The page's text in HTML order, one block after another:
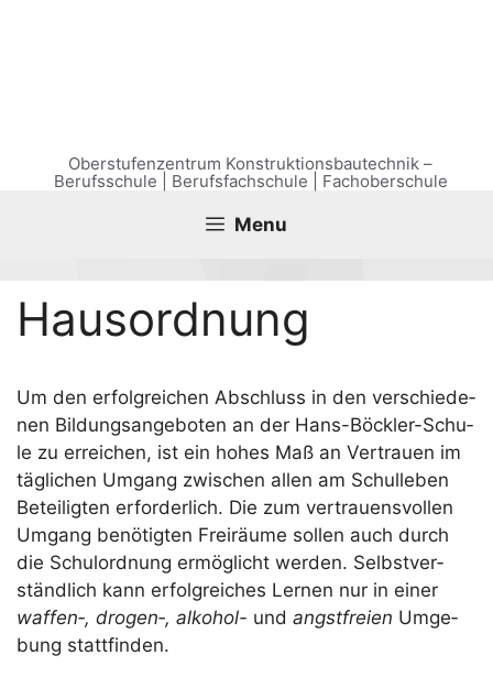
Oberstufenzentrum Konstruktionsbautechnik –
Berufsschule | Berufsfachschule | Fachoberschule
Menu
Haus­ord­nung
Um den erfolg­rei­chen Abschluss in den ver­schie­de­
nen Bil­dungs­an­ge­bo­ten an der Hans-Böck­ler-Schu­
le zu errei­chen, ist ein hohes Maß an Ver­trau­en im
täg­li­chen Umgang zwi­schen allen am Schul­le­ben
Betei­lig­ten erfor­der­lich. Die zum ver­trau­ens­vol­len
Umgang benö­tig­ten Frei­räu­me sol­len auch durch
die Schul­ord­nung ermög­licht wer­den. Selbst­ver­
ständ­lich kann erfolg­rei­ches Ler­nen nur in einer
waffen‑, drogen‑, alko­hol- und angst­frei­en Umge­
bung stattfinden.